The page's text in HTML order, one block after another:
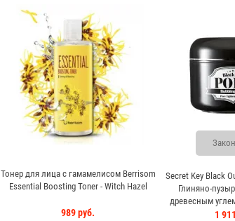
Тонер для лица с гамамелисом Berrisom
Essential Boosting Toner - Witch Hazel
989 руб.
Secret Key Black
Глиняно-
древесным
1